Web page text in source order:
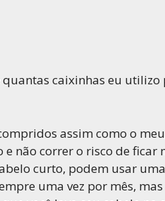
caixinhas eu
assim como o
não correr o risco de
curto, podem usar
uma vez por mês,